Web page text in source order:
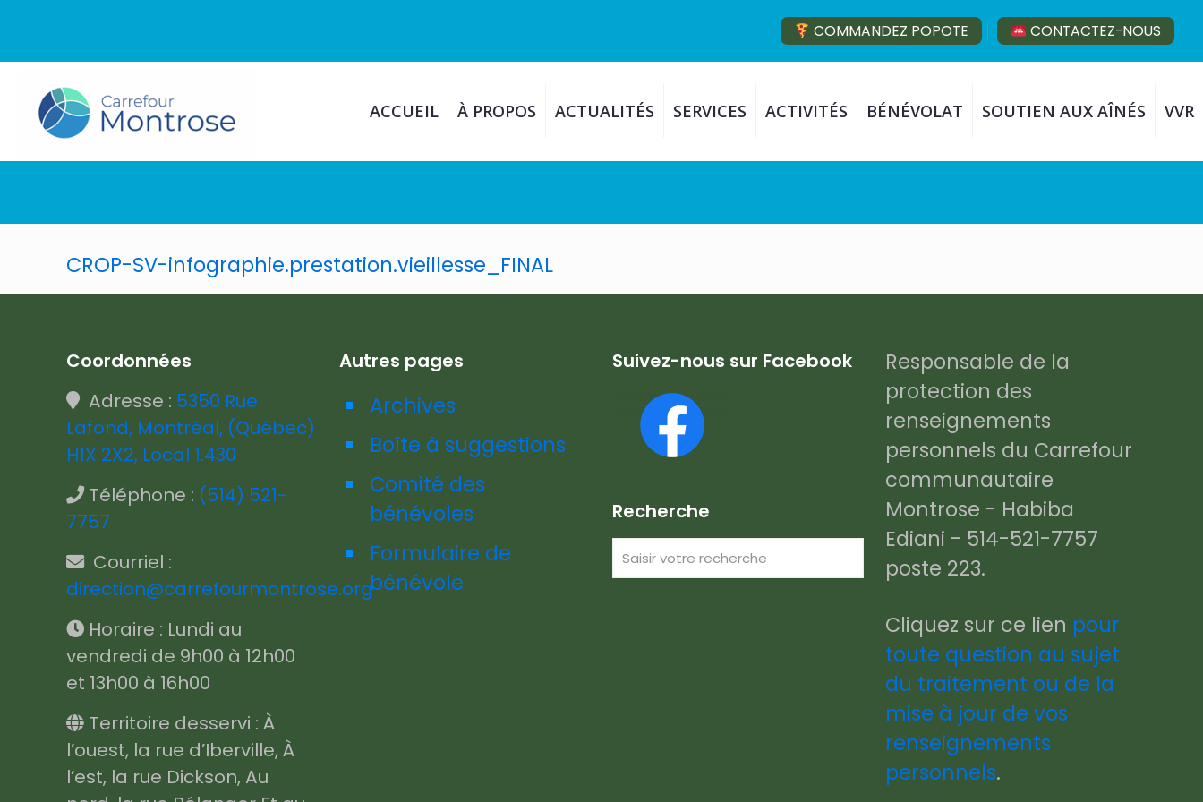
COMMANDEZ POPOTE CONTACTEZ-NOUS
ACCUEIL À PROPOS ACTUALITÉS SERVICES ACTIVITÉS BÉNÉVOLAT SOUTIEN AUX AÎNÉS VVR
CROP-SV-infographie.prestation.vieillesse_FINAL
Coordonnées
Adresse : 5350 Rue
Lafond, Montréal, (Québec)
H1X 2X2, Local 1.430
Téléphone : (514) 521-
7757
Courriel :
direction@carrefourmontrose.org
Horaire : Lundi au
vendredi de 9h00 à 12h00
et 13h00 à 16h00
Territoire desservi : À
l’ouest, la rue d’Iberville, À
l’est, la rue Dickson, Au
Autres pages
Archives
Boîte à suggestions
Comité des
bénévoles
Formulaire de
bénévole
Suivez-nous sur Facebook
Recherche
Responsable de la
protection des
renseignements
personnels du Carrefour
communautaire
Montrose - Habiba
Ediani - 514-521-7757
poste 223.
Cliquez sur ce lien pour
toute question au sujet
du traitement ou de la
mise à jour de vos
renseignements
personnels.